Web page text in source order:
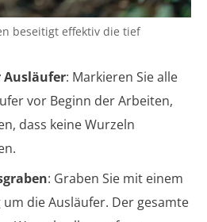
beseitigt effektiv die tief
Ausläufer: Markieren Sie alle
vor Beginn der Arbeiten,
dass keine Wurzeln
: Graben Sie mit einem
die Ausläufer. Der gesamte